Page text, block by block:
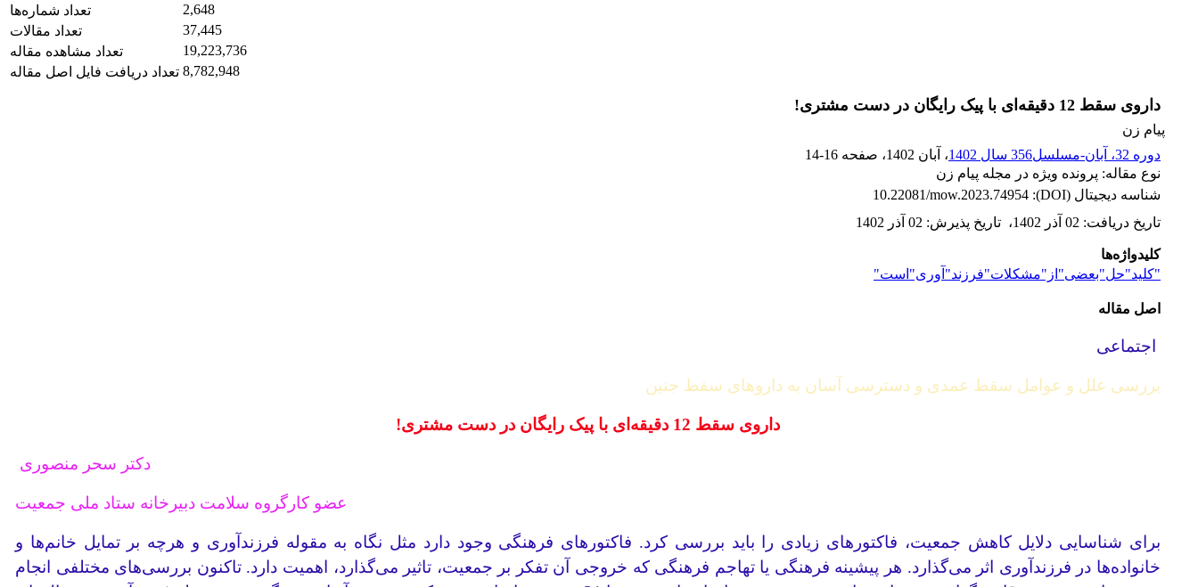
تعداد شماره‌ها
2,648
تعداد مقالات
37,445
تعداد مشاهده مقاله
19,223,736
تعداد دریافت فایل اصل مقاله 8,782,948
داروی سقط 12 دقیقه‌ای با پیک رایگان در دست مشتری!
پیام زن
دوره 32، آبان-مسلسل356 سال 1402
، آبان 1402 ، صفحه 14-16
نوع مقاله: پرونده ویژه در مجله پیام زن
شناسه دیجیتال (DOI):
10.22081/mow.2023.74954
تاریخ دریافت: 02 آذر 1402 ، تاریخ پذیرش: 02 آذر 1402
کلیدواژه‌ها
"کلید"حل"بعضی"از"مشکلات"فرزند"آوری"است"
اصل مقاله
اجتماعی
بررسی علل و عوامل سقط عمدی و دسترسی آسان به داروهای سقط جنین
داروی سقط 12 دقیقه‌ای با پیک رایگان در دست مشتری!
دکتر سحر منصوری
عضو کارگروه سلامت دبیرخانه ستاد ملی جمعیت
برای شناسایی دلایل کاهش جمعیت، فاکتورهای زیادی را باید بررسی کرد. فاکتورهای فرهنگی وجود دارد مثل نگاه به مقوله فرزندآوری و هرچه بر تمایل خانم‌ها و
خانواده‌ها در فرزندآوری اثر می‌گذارد. هر پیشینه فرهنگی یا تهاجم فرهنگی که خروجی آن تفکر بر جمعیت، تاثیر می‌گذارد، اهمیت دارد. تاکنون بررسی‌های مختلفی انجام